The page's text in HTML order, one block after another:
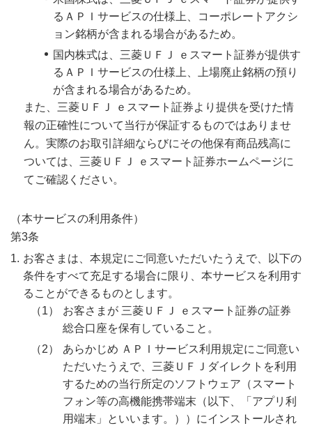
るＡＰＩサービスの仕様上、コーポレートアクシ
ョン銘柄が含まれる場合があるため。
国内株式は、三菱ＵＦＪ ｅスマート証券が提供す
るＡＰＩサービスの仕様上、上場廃止銘柄の預り
が含まれる場合があるため。
また、三菱ＵＦＪ ｅスマート証券より提供を受けた情
報の正確性について当行が保証するものではありませ
ん。実際のお取引詳細ならびにその他保有商品残高に
ついては、三菱ＵＦＪ ｅスマート証券ホームページに
てご確認ください。
（本サービスの利用条件）
第3条
お客さまは、本規定にご同意いただいたうえで、以下の
条件をすべて充足する場合に限り、本サービスを利用す
ることができるものとします。
お客さまが 三菱ＵＦＪ ｅスマート証券の証券
総合口座を保有していること。
あらかじめ ＡＰＩサービス利用規定にご同意い
ただいたうえで、三菱ＵＦＪダイレクトを利用
するための当行所定のソフトウェア（スマート
フォン等の高機能携帯端末（以下、「アプリ利
用端末」といいます。））にインストールされ